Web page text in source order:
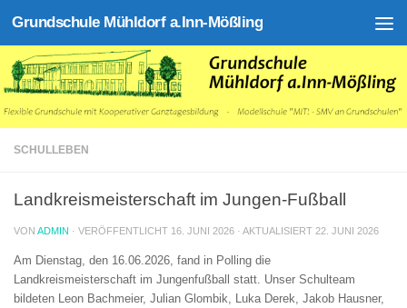
Zum Inhalt springen
Grundschule Mühldorf a.Inn-Mößling
SCHULLEBEN
Landkreismeisterschaft im Jungen-Fußball
VON ADMIN · VERÖFFENTLICHT 16. JUNI 2026 · AKTUALISIERT 22. JUNI 2026
Am Dienstag, den 16.06.2026, fand in Polling die
Landkreismeisterschaft im Jungenfußball statt. Unser Schulteam
bildeten Leon Bachmeier, Julian Glombik, Luka Derek, Jakob Hausner,